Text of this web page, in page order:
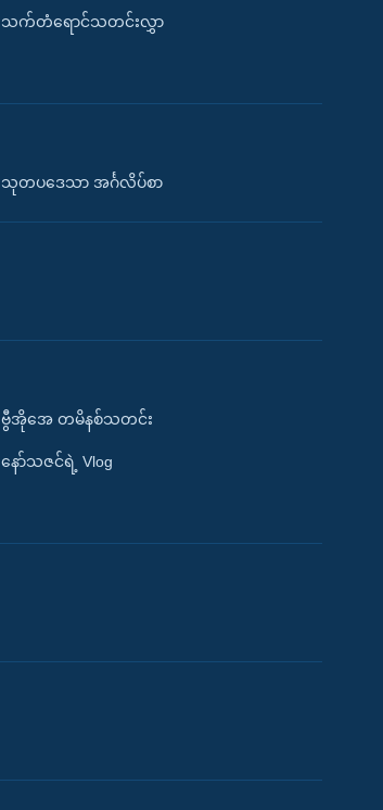
သက်တံရောင်သတင်းလွှာ
သုတပဒေသာ အင်္ဂလိပ်စာ
ဗွီအိုအေ တမိနစ်သတင်း
နော်သဇင်ရဲ့ Vlog